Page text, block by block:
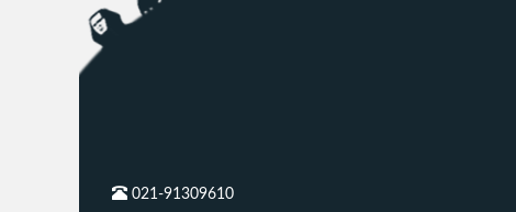
021-91309610